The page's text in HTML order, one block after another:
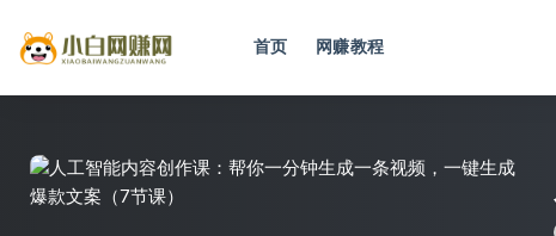
首页 网赚教程